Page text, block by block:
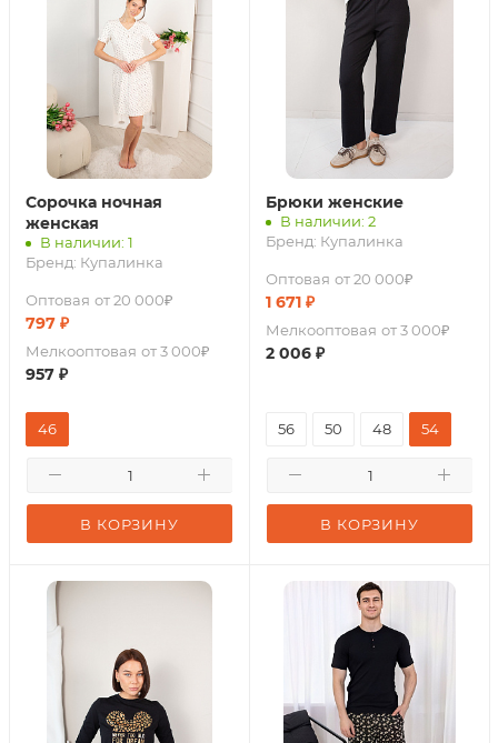
Сорочка ночная
женская
В наличии: 1
Бренд: Купалинка
Оптовая от 20 000₽
797 ₽
Мелкооптовая от 3 000₽
957 ₽
В КОРЗИНУ
46
Брюки женские
В наличии: 2
Бренд: Купалинка
Оптовая от 20 000₽
1 671 ₽
Мелкооптовая от 3 000₽
2 006 ₽
В КОРЗИНУ
56 50 48 54